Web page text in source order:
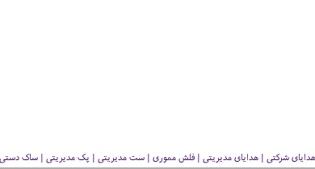
هدایای شرکتی | هدایای مدیریتی | فلش مموری | ست مدیریتی | پک مدیریتی | ساک دستی |